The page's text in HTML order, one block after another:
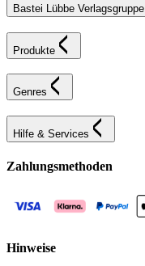
Bastei Lübbe Verlagsgruppe
Produkte
Genres
Hilfe & Services
Zahlungsmethoden
Hinweise